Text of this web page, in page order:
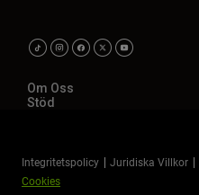
Om Oss
Stöd
Integritetspolicy Juridiska Villkor
Cookies